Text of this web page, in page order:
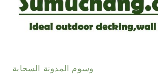
وسوم المدونة السحابة